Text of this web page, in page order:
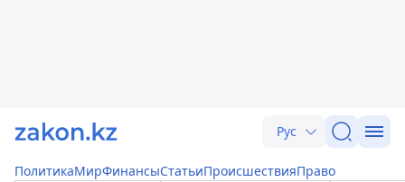
Рус
ПолитикаМирФинансыСтатьиПроисшествияПраво